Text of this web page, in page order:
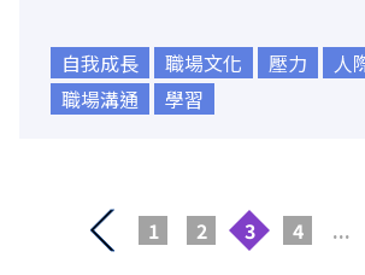
自我成長 職場文化 壓力
人
職場溝通
學習
1 2 3 4 ...